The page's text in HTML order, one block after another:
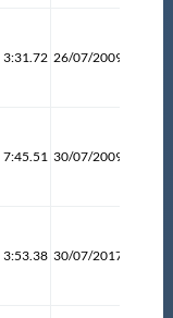
3:31.72 26/07/2009
7:45.51 30/07/2009
3:53.38 30/07/2017